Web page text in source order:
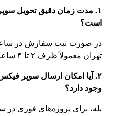
۱. مدت زمان دقیق تحویل
است؟
در صورت ثبت سفارش در
تهران معمولاً ظرف ۲ تا ۴ ساعت کاری امکان‌پذیر است.
۲. آیا امکان ارسال سوپر
وجود دارد؟
بله، برای پروژه‌های فوری در